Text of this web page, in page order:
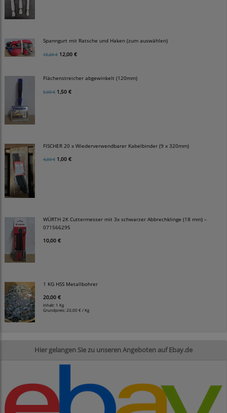
Spanngurt mit Ratsche und Haken (zum auswählen)
15,00 € 12,00 €
Flächenstreicher abgewinkelt (120mm)
5,00 € 1,50 €
FISCHER 20 x Wiederverwendbarer Kabelbinder (9 x 320mm)
4,00 € 1,00 €
WÜRTH 2K Cuttermesser mit 3x schwarzer Abbrechklinge (18 mm) –
071566295
10,00 €
1 KG HSS Metallbohrer
20,00 €
Inhalt: 1 Kg
Grundpreis: 20,00 € / Kg
Hier gelangen Sie zu unseren Angeboten auf Ebay.de